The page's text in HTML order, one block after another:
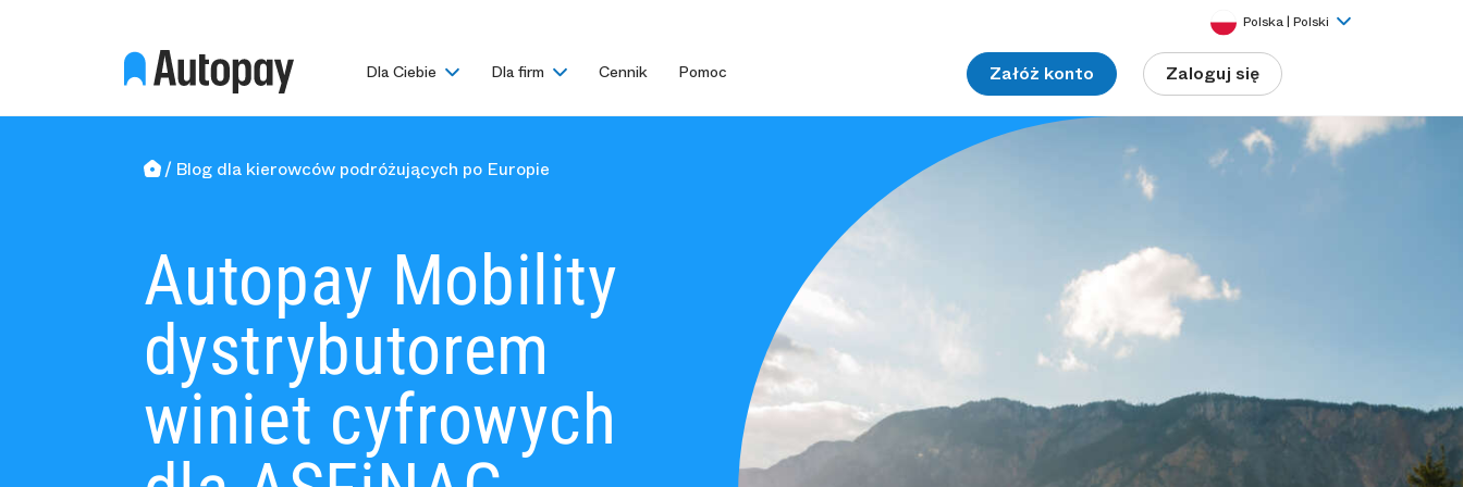
Polska | Polski
Dla Ciebie Dla firm Cennik Pomoc Załóż konto Zaloguj się
Blog dla kierowców podróżujących po Europie
Autopay Mobility
dystrybutorem
winiet cyfrowych